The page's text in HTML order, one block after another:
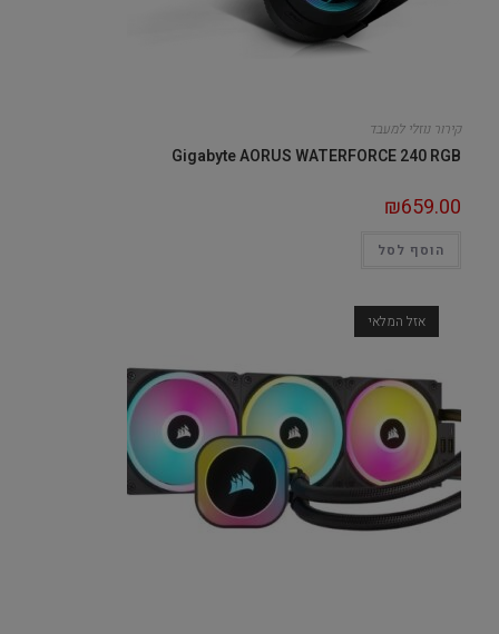
קירור נוזלי למעבד
Gigabyte AORUS WATERFORCE 240 RGB
₪659.00
הוסף לסל
אזל המלאי